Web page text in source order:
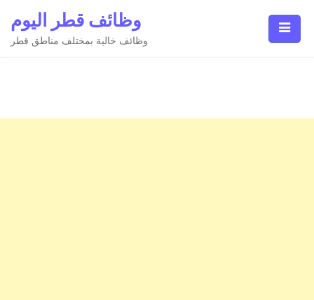
content
وظائف قطر اليوم
وظائف خالية بمختلف مناطق قطر